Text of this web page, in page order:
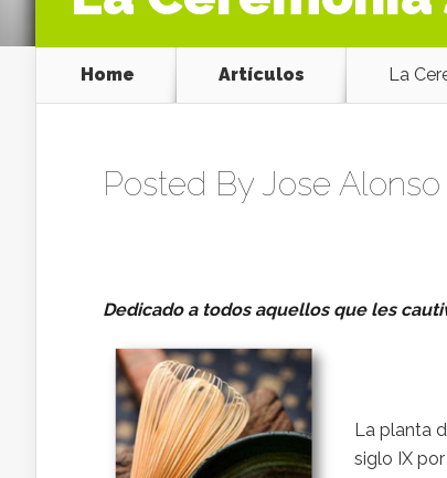
Home Artículos La
Posted By Jose
Dedicado a todos aquellos que les
La planta
siglo IX